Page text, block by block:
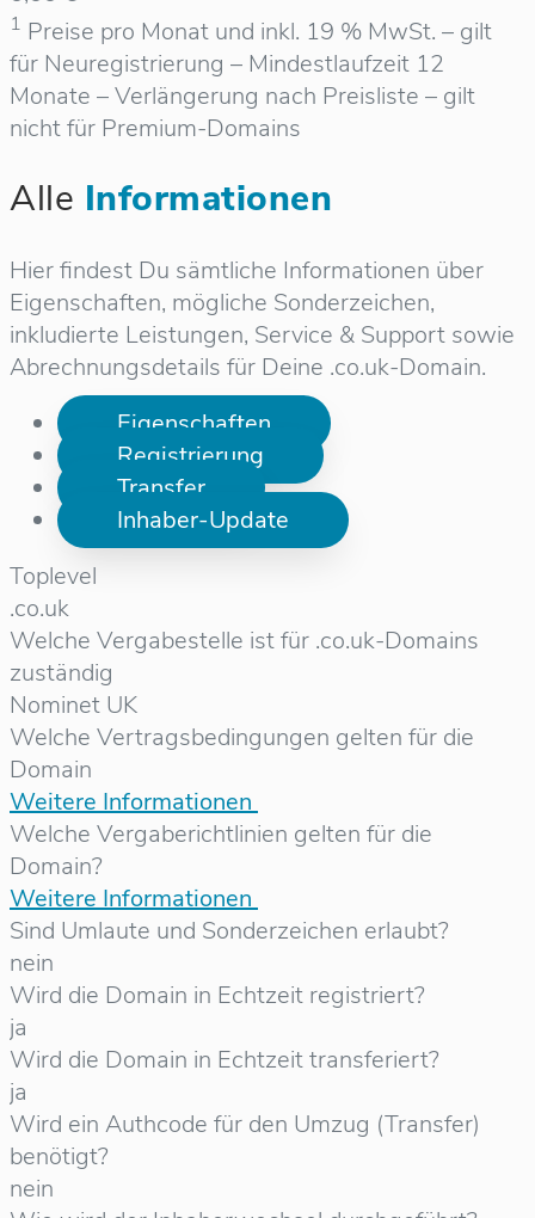
1 Preise pro Monat und inkl. 19 % MwSt. – gilt
für Neuregistrierung – Mindestlaufzeit 12
Monate – Verlängerung nach Preisliste – gilt
nicht für Premium-Domains
Alle Informationen
Hier findest Du sämtliche Informationen über
Eigenschaften, mögliche Sonderzeichen,
inkludierte Leistungen, Service & Support sowie
Abrechnungsdetails für Deine .co.uk-Domain.
Eigenschaften
Registrierung
Transfer
Inhaber-Update
Toplevel
.co.uk
Welche Vergabestelle ist für .co.uk-Domains
zuständig
Nominet UK
Welche Vertragsbedingungen gelten für die
Domain
Weitere Informationen
Welche Vergaberichtlinien gelten für die
Domain?
Weitere Informationen
Sind Umlaute und Sonderzeichen erlaubt?
nein
Wird die Domain in Echtzeit registriert?
ja
Wird die Domain in Echtzeit transferiert?
ja
Wird ein Authcode für den Umzug (Transfer)
benötigt?
nein